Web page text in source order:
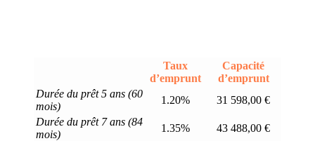
Taux
d’emprunt
Capacité
d’emprunt
Durée du prêt 5 ans (60
mois)
1.20%
31 598,00 €
Durée du prêt 7 ans (84
mois)
1.35%
43 488,00 €